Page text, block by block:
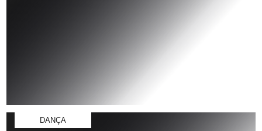
DANÇA